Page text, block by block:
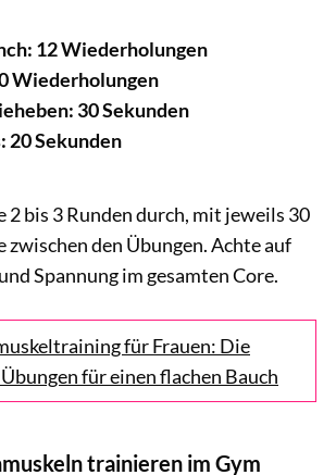
12 Wiederholungen
Wiederholungen
30 Sekunden
20 Sekunden
2 bis 3 Runden durch, mit jeweils 30
zwischen den Übungen. Achte auf
Spannung im gesamten Core.
für Frauen: Die
für einen flachen Bauch
trainieren im Gym